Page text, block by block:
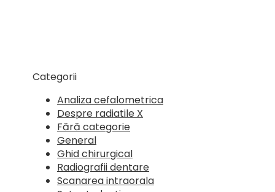
Categorii
Analiza cefalometrica
Despre radiatile X
Fără categorie
General
Ghid chirurgical
Radiografii dentare
Scanarea intraorala